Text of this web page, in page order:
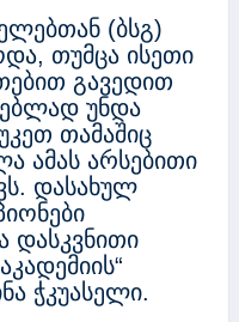
(ბსგ)
თუმცა ისეთი
გავედით
უნდა
თამაშიც
ამას არსებითი
დასახულ
დასკვნითი
ჭკუასელი.